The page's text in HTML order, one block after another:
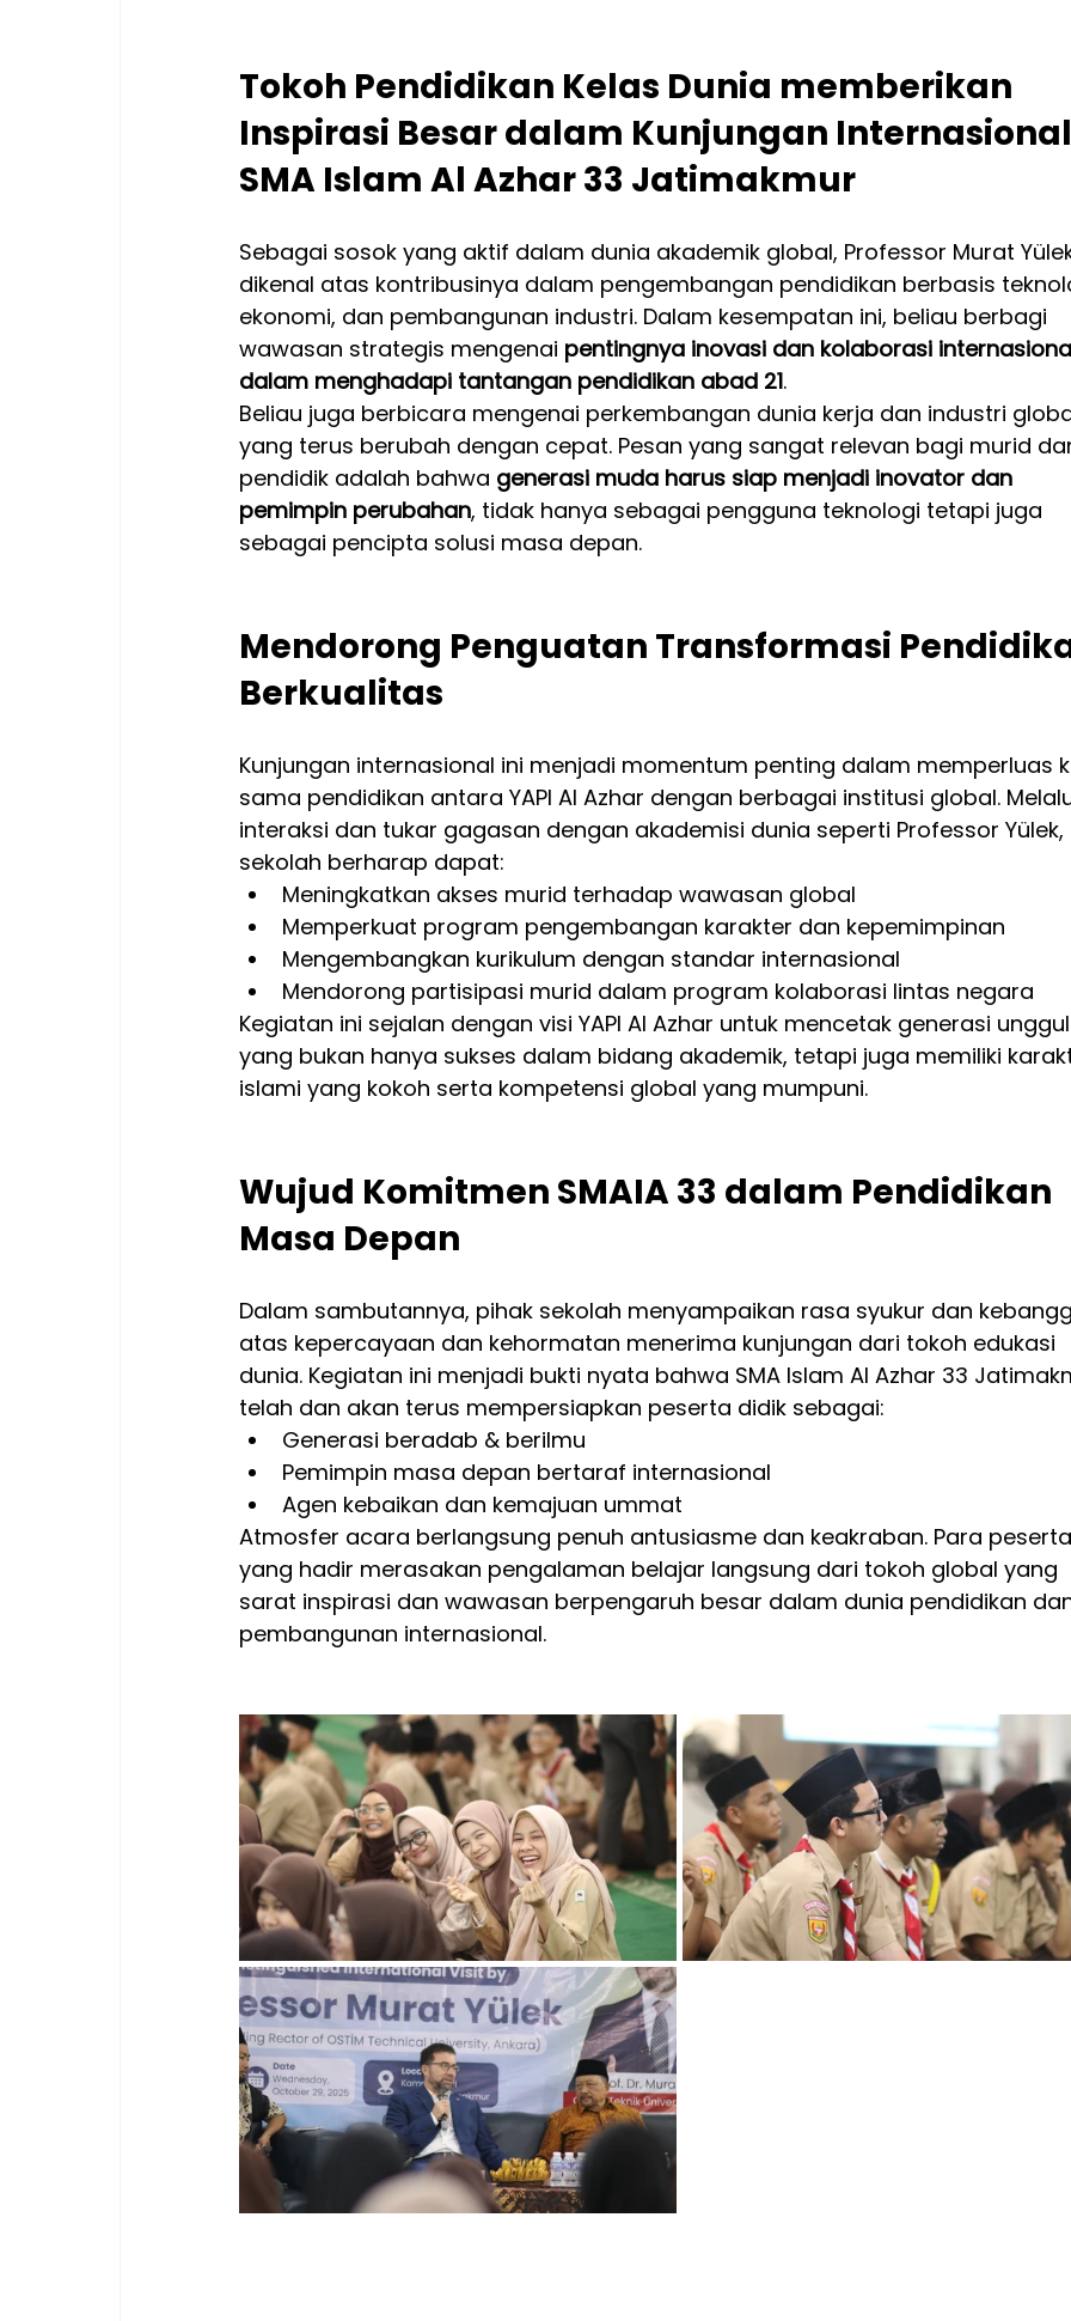
Tokoh Pendidikan Kelas Dunia memberikan
Inspirasi Besar dalam Kunjungan
SMA Islam Al Azhar 33 Jatimakmur
Sebagai sosok yang aktif dalam dunia akademik global, Professor Murat
dikenal atas kontribusinya dalam pengembangan pendidikan berbasis
ekonomi, dan pembangunan industri. Dalam kesempatan ini, beliau berbagi
wawasan strategis mengenai pentingnya inovasi dan kolaborasi
dalam menghadapi tantangan pendidikan abad 21.
Beliau juga berbicara mengenai perkembangan dunia kerja dan industri
yang terus berubah dengan cepat. Pesan yang sangat relevan bagi murid
pendidik adalah bahwa generasi muda harus siap menjadi inovator dan
pemimpin perubahan, tidak hanya sebagai pengguna teknologi tetapi juga
sebagai pencipta solusi masa depan.
Mendorong Penguatan Transformasi
Berkualitas
Kunjungan internasional ini menjadi momentum penting dalam memperluas
sama pendidikan antara YAPI Al Azhar dengan berbagai institusi global.
interaksi dan tukar gagasan dengan akademisi dunia seperti Professor Yülek,
sekolah berharap dapat:
Meningkatkan akses murid terhadap wawasan global
Memperkuat program pengembangan karakter dan kepemimpinan
Mengembangkan kurikulum dengan standar internasional
Mendorong partisipasi murid dalam program kolaborasi lintas negara
Kegiatan ini sejalan dengan visi YAPI Al Azhar untuk mencetak generasi
yang bukan hanya sukses dalam bidang akademik, tetapi juga memiliki
islami yang kokoh serta kompetensi global yang mumpuni.
Wujud Komitmen SMAIA 33 dalam Pendidikan
Masa Depan
Dalam sambutannya, pihak sekolah menyampaikan rasa syukur dan
atas kepercayaan dan kehormatan menerima kunjungan dari tokoh edukasi
dunia. Kegiatan ini menjadi bukti nyata bahwa SMA Islam Al Azhar 33
telah dan akan terus mempersiapkan peserta didik sebagai:
Generasi beradab & berilmu
Pemimpin masa depan bertaraf internasional
Agen kebaikan dan kemajuan ummat
Atmosfer acara berlangsung penuh antusiasme dan keakraban. Para
yang hadir merasakan pengalaman belajar langsung dari tokoh global yang
sarat inspirasi dan wawasan berpengaruh besar dalam dunia pendidikan
pembangunan internasional.